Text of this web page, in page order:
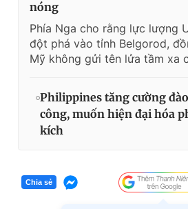
nóng
Phía Nga cho rằng lực lượng
đột phá vào tỉnh Belgorod,
Mỹ không gửi tên lửa tầm xa
Philippines tăng cường
công, muốn hiện đại hóa
kích
Chia sẻ